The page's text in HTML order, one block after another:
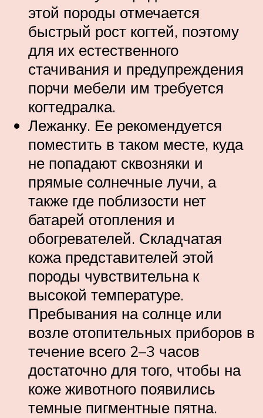
этой породы отмечается
быстрый рост когтей, поэтому
для их естественного
стачивания и предупреждения
порчи мебели им требуется
когтедралка.
Лежанку. Ее рекомендуется
поместить в таком месте, куда
не попадают сквозняки и
прямые солнечные лучи, а
также где поблизости нет
батарей отопления и
обогревателей. Складчатая
кожа представителей этой
породы чувствительна к
высокой температуре.
Пребывания на солнце или
возле отопительных приборов в
течение всего 2–3 часов
достаточно для того, чтобы на
коже животного появились
темные пигментные пятна.